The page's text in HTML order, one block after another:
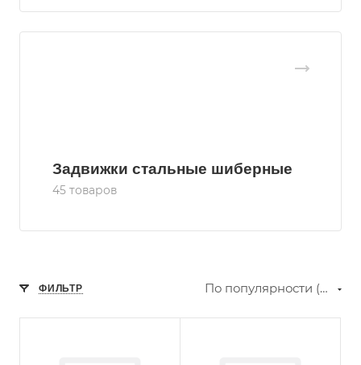
Задвижки стальные шиберные
45 товаров
ФИЛЬТР По популярности (убывание)